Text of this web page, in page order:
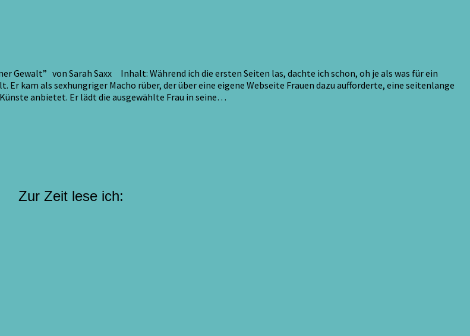
Gewalt” von Sarah Saxx Inhalt: Während ich die ersten Seiten las, dachte ich schon, oh je als was für ein
kam als sexhungriger Macho rüber, der über eine eigene Webseite Frauen dazu aufforderte, eine seitenlange
anbietet. Er lädt die ausgewählte Frau in seine…
Zur Zeit lese ich: